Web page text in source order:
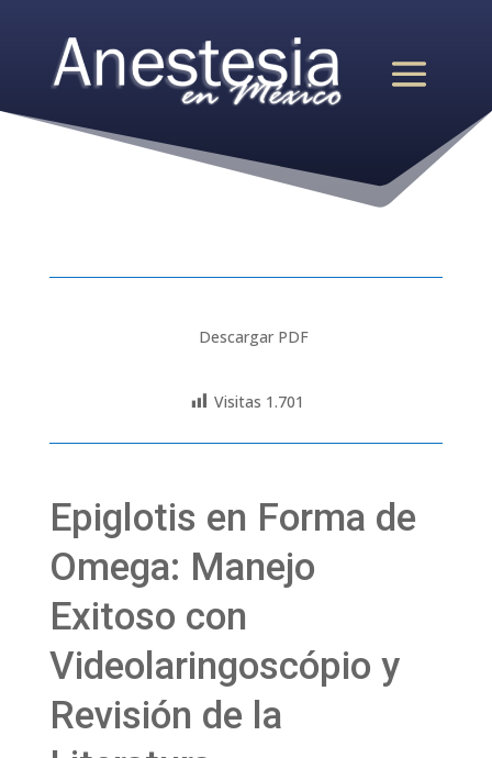
Descargar PDF
Visitas 1.701
Epiglotis en Forma de
Omega: Manejo
Exitoso con
Videolaringoscópio y
Revisión de la